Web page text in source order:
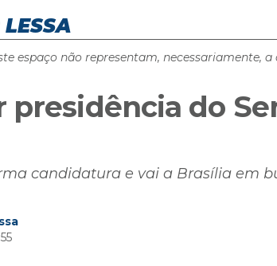
espaço não representam, necessariamente,
do
candidatura e vai a Brasília em